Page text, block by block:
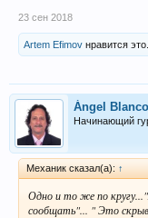
23 сен 2018
Artem Efimov нравится это.
Ángel Blanco
Начинающий
Механик сказал(а): ↑
Одно и то же по
сообщать"... " Это